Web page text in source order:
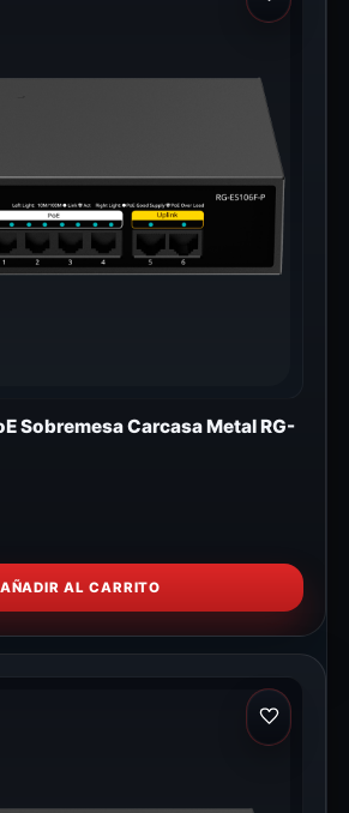
Sobremesa Carcasa Metal RG-
AÑADIR AL CARRITO